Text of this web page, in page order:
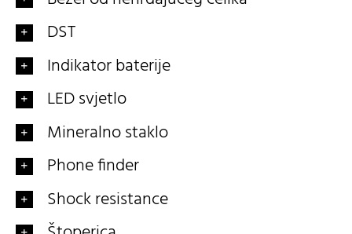
DST
Indikator baterije
LED svjetlo
Mineralno staklo
Phone finder
Shock resistance